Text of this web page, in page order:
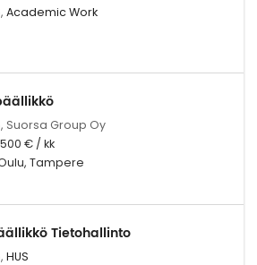
Academic Work
Suorsa Group Oy
€ / kk
Tampere
Tietohallinto
HUS